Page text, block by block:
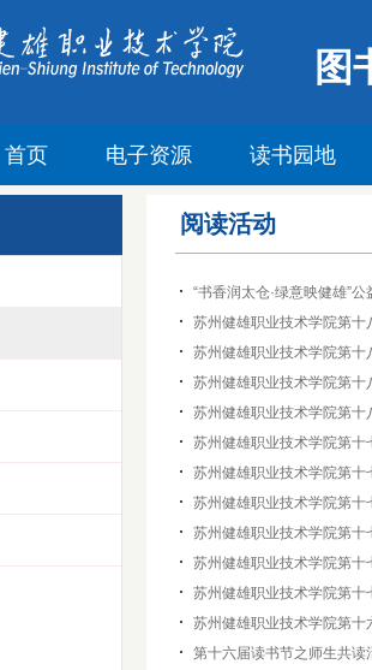
图
首页 电子资源 读书园地
阅读活动
“书香润太仓·绿意映健雄”
苏州健雄职业技术学院第十
苏州健雄职业技术学院第十
苏州健雄职业技术学院第十
苏州健雄职业技术学院第十
苏州健雄职业技术学院第十
苏州健雄职业技术学院第十
苏州健雄职业技术学院第十
苏州健雄职业技术学院第
苏州健雄职业技术学院第十
苏州健雄职业技术学院第十
苏州健雄职业技术学院第十
第十六届读书节之师生共读